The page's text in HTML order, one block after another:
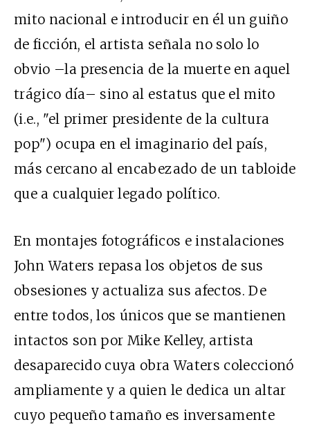
mito nacional e introducir en él un guiño
de ficción, el artista señala no solo lo
obvio –la presencia de la muerte en aquel
trágico día– sino al estatus que el mito
(i.e., "el primer presidente de la cultura
pop") ocupa en el imaginario del país,
más cercano al encabezado de un tabloide
que a cualquier legado político.
En montajes fotográficos e instalaciones
John Waters repasa los objetos de sus
obsesiones y actualiza sus afectos. De
entre todos, los únicos que se mantienen
intactos son por Mike Kelley, artista
desaparecido cuya obra Waters coleccionó
ampliamente y a quien le dedica un altar
cuyo pequeño tamaño es inversamente